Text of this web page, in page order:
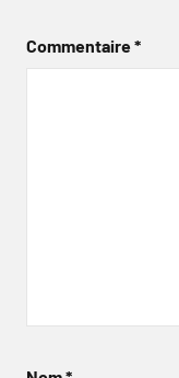
Commentaire*